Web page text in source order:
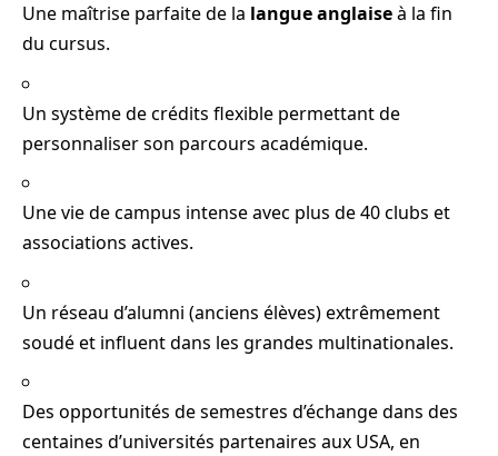
Une maîtrise parfaite de la langue anglaiseà la fin
du cursus.
Un système de crédits flexible permettant de
personnaliser son parcours académique.
Une vie de campus intense avec plus de 40 clubs et
associations actives.
Un réseau d’alumni (anciens élèves) extrêmement
soudé et influent dans les grandes multinationales.
Des opportunités de semestres d’échange dans des
centaines d’universités partenaires aux USA, en